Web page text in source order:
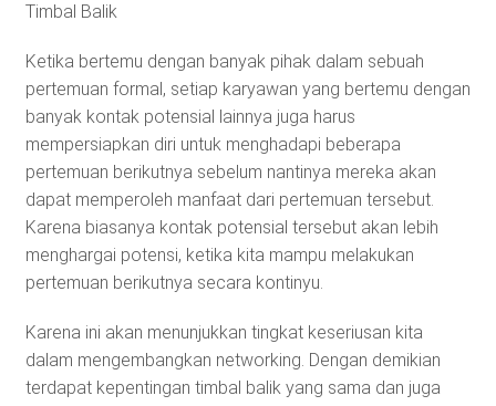
Timbal Balik
Ketika bertemu dengan banyak pihak dalam sebuah
pertemuan formal, setiap karyawan yang bertemu dengan
banyak kontak potensial lainnya juga harus
mempersiapkan diri untuk menghadapi beberapa
pertemuan berikutnya sebelum nantinya mereka akan
dapat memperoleh manfaat dari pertemuan tersebut.
Karena biasanya kontak potensial tersebut akan lebih
menghargai potensi, ketika kita mampu melakukan
pertemuan berikutnya secara kontinyu.
Karena ini akan menunjukkan tingkat keseriusan kita
dalam mengembangkan networking. Dengan demikian
terdapat kepentingan timbal balik yang sama dan juga